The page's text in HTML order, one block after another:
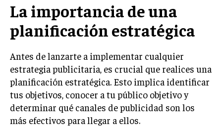
MARKETING
ESTRATEGIAS DE MARKETING
VENTA DE ENLACES
MARKETING DIGITAL
PUBLICIDAD
La importancia de una
planificación estratégica
Antes de lanzarte a implementar cualquier
estrategia publicitaria, es crucial que realices una
planificación estratégica. Esto implica identificar
tus objetivos, conocer a tu público objetivo y
determinar qué canales de publicidad son los
más efectivos para llegar a ellos.